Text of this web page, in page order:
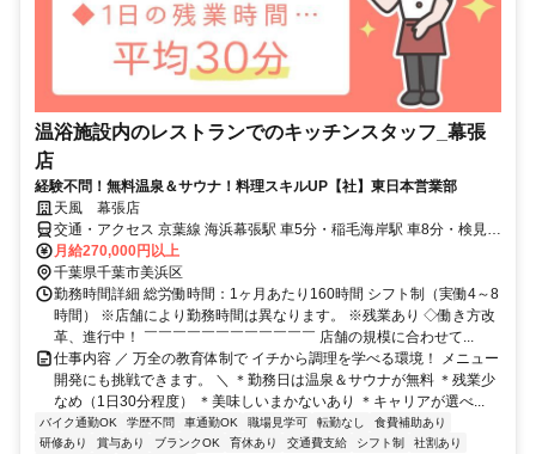
温浴施設内のレストランでのキッチンスタッフ_幕張
店
経験不問！無料温泉＆サウナ！料理スキルUP【社】東日本営業部
天風 幕張店
交通・アクセス 京葉線 海浜幕張駅 車5分・稲毛海岸駅 車8分・検見川
浜駅 車9分
月給270,000円以上
千葉県千葉市美浜区
勤務時間詳細 総労働時間：1ヶ月あたり160時間 シフト制（実働4～8
時間） ※店舗により勤務時間は異なります。 ※残業あり ◇働き方改
革、進行中！ ￣￣￣￣￣￣￣￣￣￣￣￣ 店舗の規模に合わせて...
仕事内容 ／ 万全の教育体制で イチから調理を学べる環境！ メニュー
開発にも挑戦できます。 ＼ ＊勤務日は温泉＆サウナが無料 ＊残業少
なめ（1日30分程度） ＊美味しいまかないあり ＊キャリアが選べ...
バイク通勤OK 学歴不問 車通勤OK 職場見学可 転勤なし
食費補助あり
研修あり
賞与あり ブランクOK 育休あり 交通費支給 シフト制
社割あり